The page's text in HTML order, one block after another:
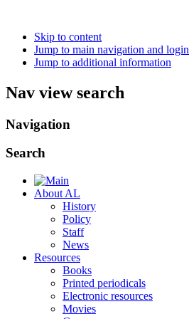
Skip to content
Jump to main navigation and login
Jump to additional information
Nav view search
Navigation
Search
About AL
History
Policy
Staff
News
Resources
Books
Printed periodicals
Electronic resources
Movies